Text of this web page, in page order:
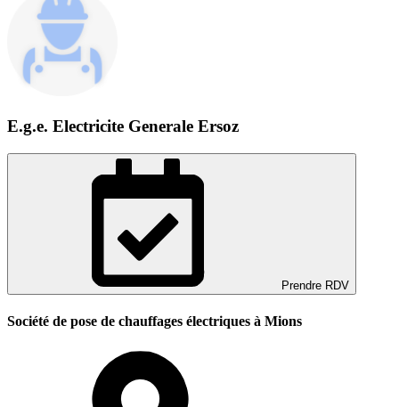
E.g.e. Electricite Generale Ersoz
Prendre RDV
Société de pose de chauffages électriques à Mions